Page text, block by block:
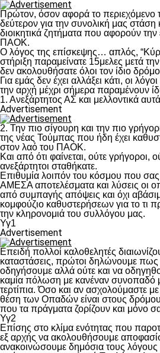
Πρώτον, όσον αφορά το περιεχόμενο
δεύτερον για την συνολική μας στάση
διοικητικά ζητήματα που αφορούν
ΠΑΟΚ.
Ο λόγος της επίσκεψης… απλός,
στήριξη παραμείνατε 15μελες μετά
δεν ακολουθήσατε όλοι τον ίδιο
Για εμάς δεν έχει αλλάξει κάτι, οι
την αρχή μέχρι σήμερα παραμένουν
1. Ανεξάρτητος ΑΣ και μελλοντικά
Advertisement
2. Την πιο σίγουρη και την πιο
της νέας Τούμπας που ήδη έχει
στον λαό του ΠΑΟΚ.
Και από ότι φαίνεται, ούτε γρήγοροι,
ανεξάρτητοι σταθήκατε.
Επιθυμία λοιπόν του κόσμου που σας
ΑΜΕΣΑ αποτελέσματα και λύσεις οι
από συμπαγής απόψεις και όχι
κομφούζιο καθυστερήσεων για το τι
την κληρονομιά του συλλόγου μας.
Υγ1
Advertisement
Επειδή πολλοί καλοθελητές
καταστάσεις, πρώτοι δηλώνουμε
οδηγήσουμε αλλά ούτε και να
καμία πόλωση με κανέναν συνοπαδό
τερτίπια. Όσο και αν ασχολούμαστε με
θέση των Οπαδών είναι στους
που τα πράγματα ζορίζουν και μόνο
Υγ2
Επίσης στο κλίμα ενότητας που
εξ αρχής να ακολουθήσουμε
ανακοινώσουμε δημόσια τους λόγους